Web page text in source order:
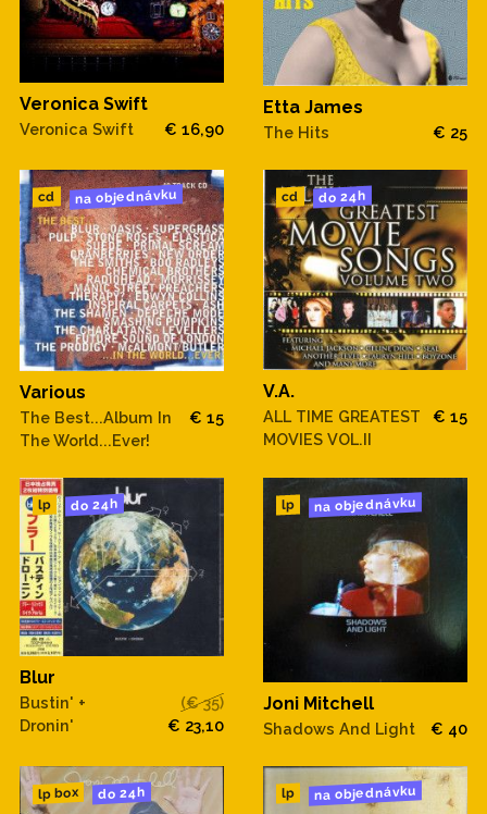
Veronica Swift
Veronica Swift € 16,90
Etta James
The Hits € 25
cd na objednávku
Various
The Best...Album In
The World...Ever!
€ 15
cd do 24h
V.A.
ALL TIME GREATEST
MOVIES VOL.II
€ 15
lp do 24h
Blur
Bustin' +
Dronin'
(€ 35)
€ 23,10
lp na objednávku
Joni Mitchell
Shadows And Light € 40
lp box do 24h lp na objednávku